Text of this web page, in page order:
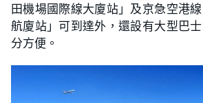
田機場國際線大廈站」及京急空港
航廈站」可到達外，還設有大型巴
分方便。